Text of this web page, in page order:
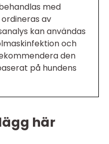
med
av
kan användas
och
den
på hundens
här